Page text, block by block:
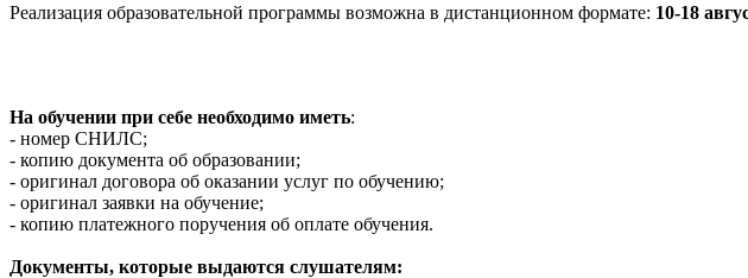
Реализация образовательной программы возможна в дистанционном формате: 10-18
На обучении при себе необходимо иметь:
- номер СНИЛС;
- копию документа об образовании;
- оригинал договора об оказании услуг по обучению;
- оригинал заявки на обучение;
- копию платежного поручения об оплате обучения.
Документы, которые выдаются слушателям: